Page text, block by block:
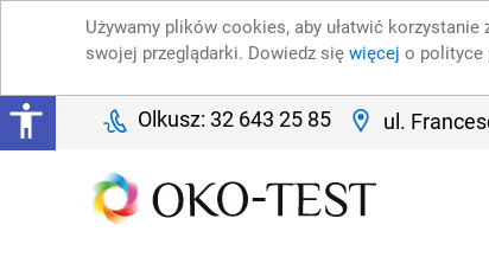
Olkusz: 32 643 25 85 ul.
Używamy plików cookies, aby ułatwić
swojej przeglądarki. Dowiedz sięwięcej o polityce